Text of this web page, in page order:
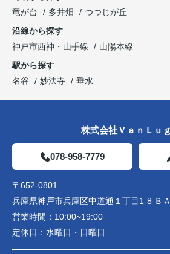
竜が台
多井畑
つつじが丘
沿線から探す
神戸市西神・山手線
山陽本線
駅から探す
名谷
妙法寺 垂水
株式会社ＶａｎＬｕ
078-958-7779
〒652-0801
兵庫県神戸市兵庫区中道通１丁目1-8
営業時間： 10:00~19:00
定休日： 水曜日・日曜日